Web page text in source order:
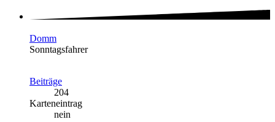
Domm
Sonntagsfahrer
Beiträge
204
Karteneintrag
nein